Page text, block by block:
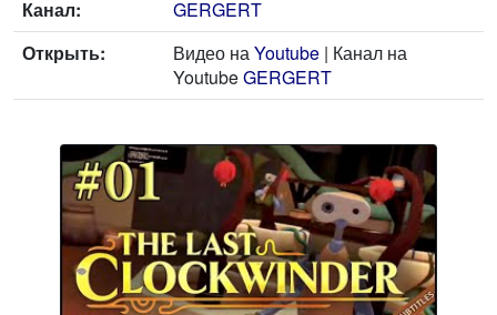
Канал:
GERGERT
Открыть:
Видео наYoutube | Канал на
YoutubeGERGERT